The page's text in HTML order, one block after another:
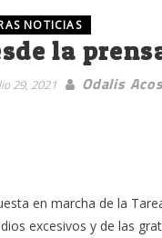
NOTICIAS
la
29, 2021 Odalis
en marcha de la
excesivos y de las